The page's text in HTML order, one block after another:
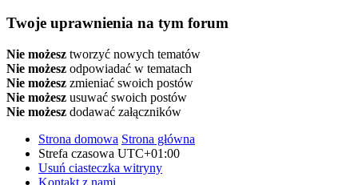
Twoje uprawnienia na tym forum
Nie możesz tworzyć nowych tematów
Nie możesz odpowiadać w tematach
Nie możesz zmieniać swoich postów
Nie możesz usuwać swoich postów
Nie możesz dodawać załączników
Strona domowa Strona główna
Strefa czasowa UTC+01:00
Usuń ciasteczka witryny
Kontakt z nami